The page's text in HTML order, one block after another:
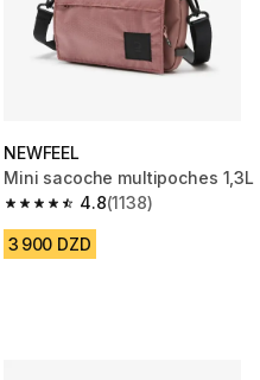
NEWFEEL
Mini sacoche multipoches 1,3L
4.8
4.8 out of 5 stars from 1138
(1138)
3 900 DZD